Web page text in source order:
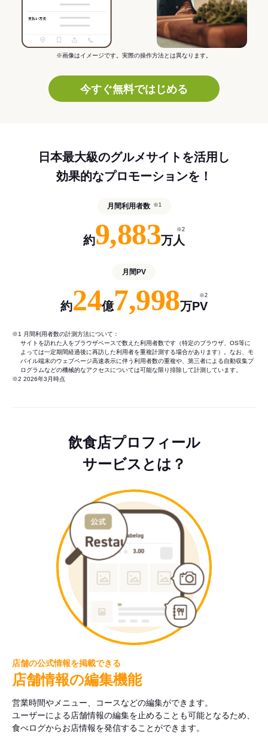
※画像はイメージです。実際の操作方法とは異なります。
今すぐ無料ではじめる
日本最大級のグルメサイトを活用し
効果的なプロモーションを！
月間利用者数 ※1
約9,883万人
※2
月間PV
約24億7,998万PV
※2
※1 月間利用者数の計測方法について：
サイトを訪れた人をブラウザベースで数えた利用者数です（特定のブラウザ、OS等に
よっては一定期間経過後に再訪した利用者を重複計測する場合があります）。なお、モ
バイル端末のウェブページ高速表示に伴う利用者数の重複や、第三者による自動収集プ
ログラムなどの機械的なアクセスについては可能な限り排除して計測しています。
※2 2026年3月時点
飲食店プロフィール
サービスとは？
店舗の公式情報を掲載できる
店舗情報の編集機能
営業時間やメニュー、コースなどの編集ができます。
ユーザーによる店舗情報の編集を止めることも可能となるため、
食べログからお店情報を発信することができます。